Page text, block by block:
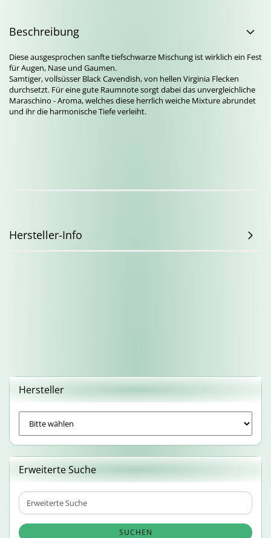
Beschreibung
Diese ausgesprochen sanfte tiefschwarze Mischung ist wirklich ein Fest
für Augen, Nase und Gaumen.
Samtiger, vollsüsser Black Cavendish, von hellen Virginia Flecken
durchsetzt. Für eine gute Raumnote sorgt dabei das unvergleichliche
Maraschino - Aroma, welches diese herrlich weiche Mixture abrundet
und ihr die harmonische Tiefe verleiht.
Hersteller-Info
Hersteller
Erweiterte Suche
Erweiterte
Suche
SUCHEN